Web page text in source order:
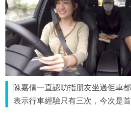
陳嘉倩一直認叻指朋友坐過佢車
表示行車經驗只有三次，今次是首